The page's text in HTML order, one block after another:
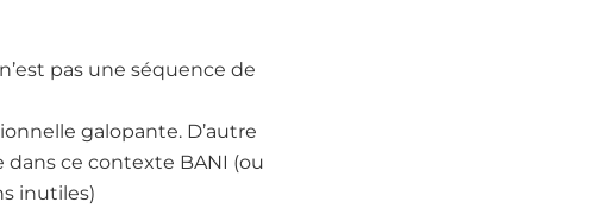
pas une séquence de
galopante. D’autre
ce contexte BANI (ou
inutiles)